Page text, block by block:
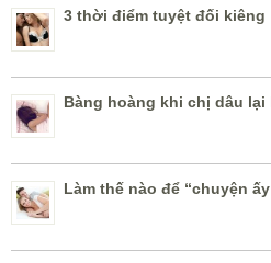
3 thời điểm tuyệt đối kiêng
Bàng hoàng khi chị dâu lại
Làm thế nào để “chuyện